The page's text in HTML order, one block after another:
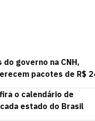
do governo na CNH,
pacotes de R$
o calendário de
estado do Brasil